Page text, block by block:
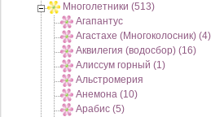
Многолетники (513)
Агапантус
Агастахе (Многоколосник) (4)
Аквилегия (водосбор) (16)
Алиссум горный (1)
Альстромерия
Анемона (10)
Арабис (5)